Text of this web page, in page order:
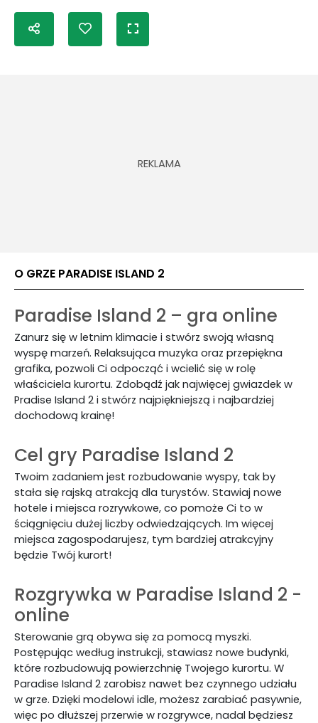
O GRZE PARADISE ISLAND 2
Paradise Island 2 – gra online
Zanurz się w letnim klimacie i stwórz swoją własną
wyspę marzeń. Relaksująca muzyka oraz przepiękna
grafika, pozwoli Ci odpocząć i wcielić się w rolę
właściciela kurortu. Zdobądź jak najwięcej gwiazdek w
Pradise Island 2 i stwórz najpiękniejszą i najbardziej
dochodową krainę!
Cel gry Paradise Island 2
Twoim zadaniem jest rozbudowanie wyspy, tak by
stała się rajską atrakcją dla turystów. Stawiaj nowe
hotele i miejsca rozrywkowe, co pomoże Ci to w
ściągnięciu dużej liczby odwiedzających. Im więcej
miejsca zagospodarujesz, tym bardziej atrakcyjny
będzie Twój kurort!
Rozgrywka w Paradise Island 2 -
online
Sterowanie grą obywa się za pomocą myszki.
Postępując według instrukcji, stawiasz nowe budynki,
które rozbudowują powierzchnię Twojego kurortu. W
Paradise Island 2 zarobisz nawet bez czynnego udziału
w grze. Dzięki modelowi idle, możesz zarabiać pasywnie,
więc po dłuższej przerwie w rozgrywce, nadal będziesz